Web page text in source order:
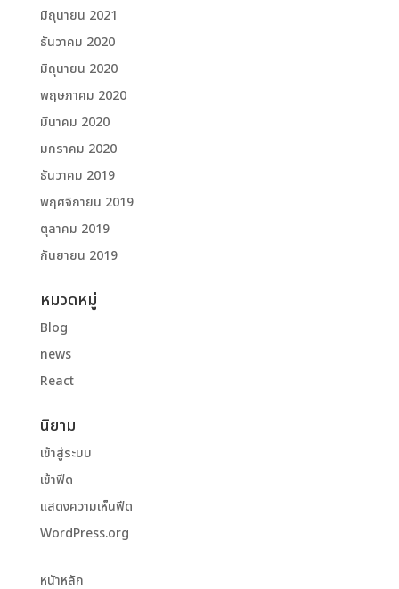
มิถุนายน 2021
ธันวาคม 2020
มิถุนายน 2020
พฤษภาคม 2020
มีนาคม 2020
มกราคม 2020
ธันวาคม 2019
พฤศจิกายน 2019
ตุลาคม 2019
กันยายน 2019
หมวดหมู่
Blog
news
React
นิยาม
เข้าสู่ระบบ
เข้าฟีด
แสดงความเห็นฟีด
WordPress.org
หนัาหลัก